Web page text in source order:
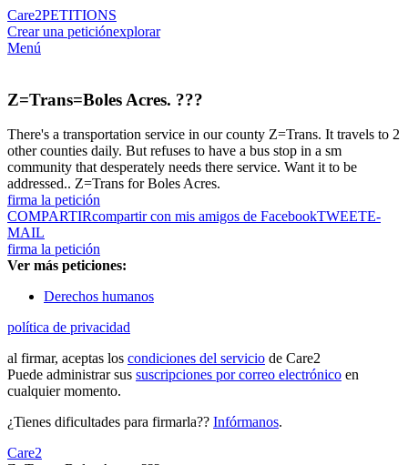
Care2PETITIONS
Crear una peticiónexplorar
Menú
Z=Trans=Boles Acres. ???
There's a transportation service in our county Z=Trans. It travels to 2
other counties daily. But refuses to have a bus stop in a sm
community that desperately needs there service. Want it to be
addressed.. Z=Trans for Boles Acres.
firma la petición
COMPARTIRcompartir con mis amigos de FacebookTWEETE-
MAIL
firma la petición
Ver más peticiones:
Derechos humanos
política de privacidad
al firmar, aceptas los condiciones del servicio de Care2
Puede administrar sus suscripciones por correo electrónico en
cualquier momento.
¿Tienes dificultades para firmarla?? Infórmanos.
Care2